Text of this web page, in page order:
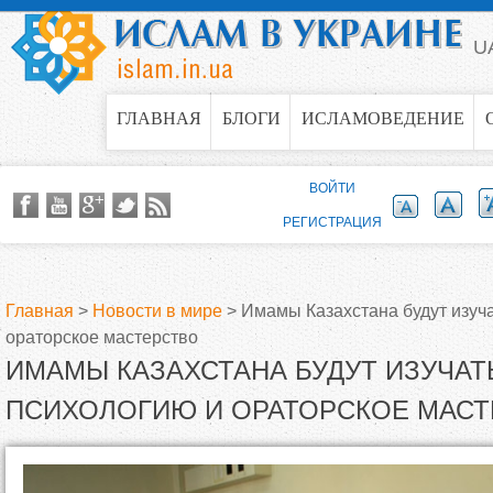
Jump to navigation
ГЛАВНАЯ БЛОГИ ИСЛАМОВЕДЕНИЕ
В
ы
з
Главная > Новости в мире > Имамы Казахстана будут
ораторское мастерство
ИМАМЫ КАЗАХСТАНА БУДУТ
ПСИХОЛОГИЮ И ОРАТОРСКОЕ
ВОЙТИ
РЕГИСТРАЦИЯ